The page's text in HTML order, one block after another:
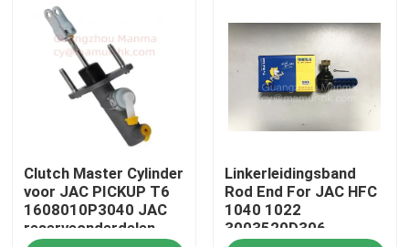
Huis
Clutch Master Cylinder
voor JAC PICKUP T6
1608010P3040 JAC
reserveonderdelen
Linkerleidingsband
Rod End For JAC HFC
1040 1022
3003520D306